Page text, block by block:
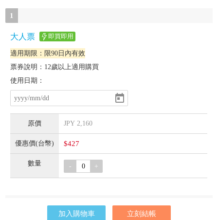
1
大人票 即買即用
適用期限：限90日內有效
票券說明：12歲以上適用購買
使用日期：
JPY 2,160
$427
- +
加入購物車 立刻結帳